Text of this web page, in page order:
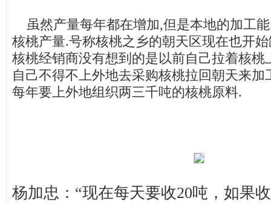
虽然产量每年都在增加,但是本地的加工
核桃产量.号称核桃之乡的朝天区现在也开
核桃经销商没有想到的是以前自己拉着核桃
自己不得不上外地去采购核桃拉回朝天来加
每年要上外地组织两三千吨的核桃原料.
杨加忠：“现在每天要收20吨，如果